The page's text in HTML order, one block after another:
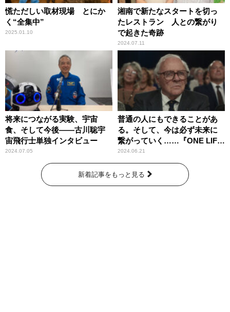
慌ただしい取材現場 とにか
く“全集中”
2025.01.10
湘南で新たなスタートを切っ
たレストラン 人との繋がり
で起きた奇跡
2024.07.11
将来につながる実験、宇宙
食、そして今後――古川聡宇
宙飛行士単独インタビュー
2024.07.05
普通の人にもできることがあ
る。そして、今は必ず未来に
繋がっていく……『ONE LIFE
奇跡が繋いだ6000の命』
2024.06.21
新着記事をもっと見る